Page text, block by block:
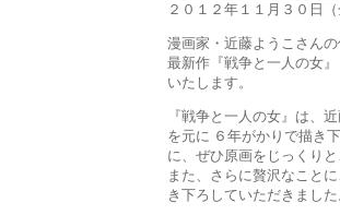
２０１２年１１月３０日
漫画家・近藤ようこさん
最新作『戦争と一人の女
いたします。
『戦争と一人の女』は、
を元に ６年がかりで描き
に、ぜひ原画をじっくり
また、さらに贅沢なこと
き下ろしていただきまし